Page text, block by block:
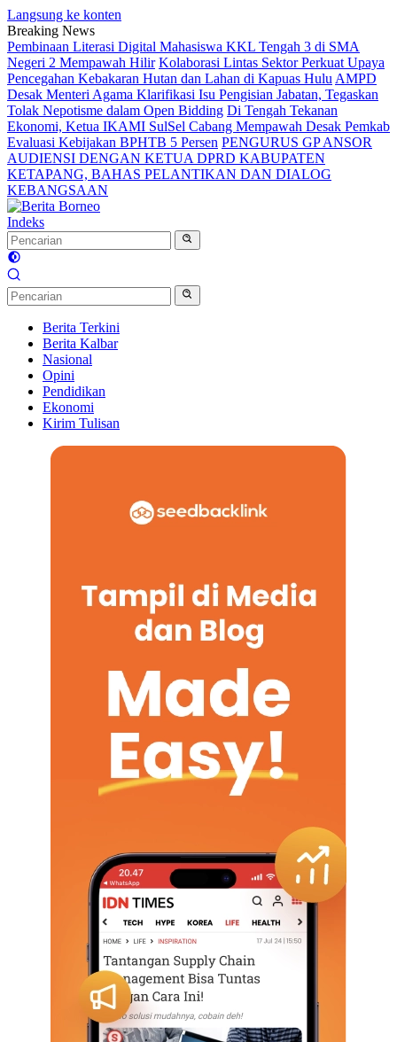
Langsung ke konten
Breaking News
Pembinaan Literasi Digital Mahasiswa KKL Tengah 3 di SMA
Negeri 2 Mempawah Hilir Kolaborasi Lintas Sektor Perkuat Upaya
Pencegahan Kebakaran Hutan dan Lahan di Kapuas Hulu AMPD
Desak Menteri Agama Klarifikasi Isu Pengisian Jabatan, Tegaskan
Tolak Nepotisme dalam Open Bidding Di Tengah Tekanan
Ekonomi, Ketua IKAMI SulSel Cabang Mempawah Desak Pemkab
Evaluasi Kebijakan BPHTB 5 Persen PENGURUS GP ANSOR
AUDIENSI DENGAN KETUA DPRD KABUPATEN
KETAPANG, BAHAS PELANTIKAN DAN DIALOG
KEBANGSAAN
Indeks
Berita Terkini
Berita Kalbar
Nasional
Opini
Pendidikan
Ekonomi
Kirim Tulisan